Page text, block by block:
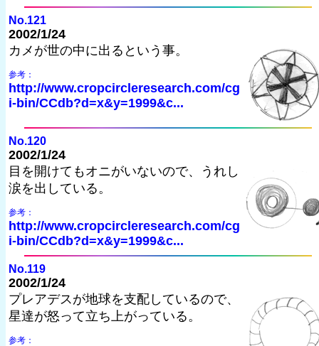
No.121
2002/1/24
カメが世の中に出るという事。
参考：
http://www.cropcircleresearch.com/cg
i-bin/CCdb?d=x&y=1999&c...
No.120
2002/1/24
目を開けてもオニがいないので、うれし
涙を出している。
参考：
http://www.cropcircleresearch.com/cg
i-bin/CCdb?d=x&y=1999&c...
No.119
2002/1/24
プレアデスが地球を支配しているので、
星達が怒って立ち上がっている。
参考：